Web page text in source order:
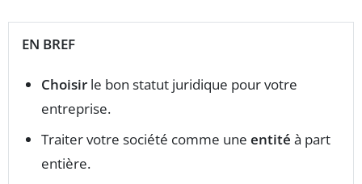
EN BREF
Choisir le bon statut juridique pour votre
entreprise.
Traiter votre société comme une entité à part
entière.